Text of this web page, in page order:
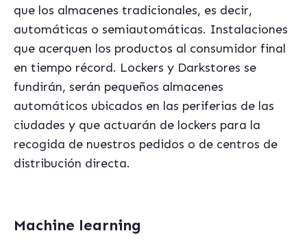
que los almacenes tradicionales, es decir,
automáticas o semiautomáticas. Instalaciones
que acerquen los productos al consumidor final
en tiempo récord. Lockers y Darkstores se
fundirán, serán pequeños almacenes
automáticos ubicados en las periferias de las
ciudades y que actuarán de lockers para la
recogida de nuestros pedidos o de centros de
distribución directa.
Machine learning